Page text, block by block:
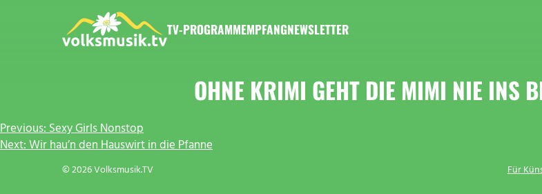
TV-PROGRAMMEMPFANGNEWSLETTER
OHNE KRIMI GEHT DIE MIMI NIE INS
BEITRAGSNAVIGATION
Previous:Sexy Girls Nonstop
Next:Wir hau’n den Hauswirt in die Pfanne
© 2026 Volksmusik.TV Für